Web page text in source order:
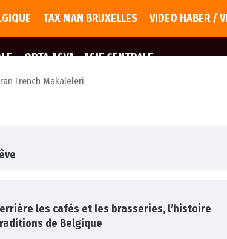
TAX MAN BRUXELLES VIDEO HABER /
ORTA ASYA - ASIE CENTRALE
French Makaleleri
les cafés et les brasseries, l’histoire
de Belgique